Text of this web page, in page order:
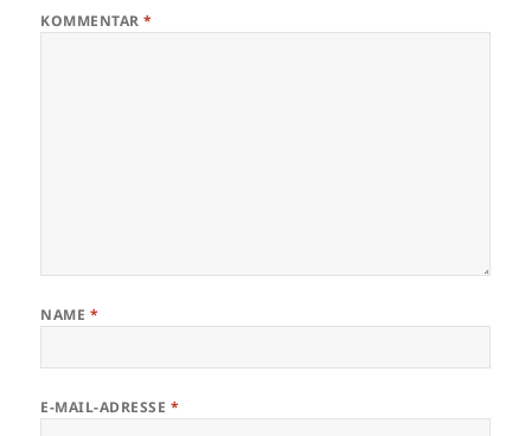
KOMMENTAR*
NAME *
E-MAIL-ADRESSE *